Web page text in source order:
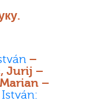
–
Jurij –
–